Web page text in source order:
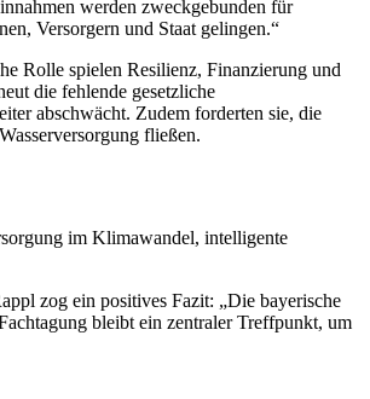
werden zweckgebunden für
Versorgern und Staat gelingen.“
Rolle spielen Resilienz, Finanzierung und
die fehlende gesetzliche
abschwächt. Zudem forderten sie, die
fließen.
im Klimawandel, intelligente
zog ein positives Fazit: „Die bayerische
bleibt ein zentraler Treffpunkt, um